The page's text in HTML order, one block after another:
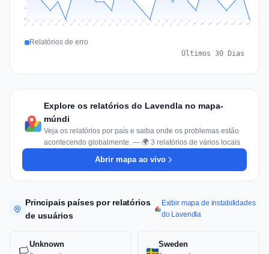
1
Jul 10 Jul 11 Jul 12 Jul 13 Jul 14 Jul 15 Jul 16 Jul 17 Jul 18 Jul 19 Jul 20 Jul 21 Jul 22 Jul 23 Jul 24 Jul 25 Jul 26 Jul 27 Jul 28 Jul 29 Jul 30 Jul 31 Aug 1 Aug 2 Aug 3 Aug 4 Aug 5 Aug 6 Aug 7 Aug 8
Relatórios de erro
Últimos 30 Dias
Explore os relatórios do Lavendla no mapa-
múndi
Veja os relatórios por país e saiba onde os problemas estão
acontecendo globalmente. — 🌍 3 relatórios de vários locais
Abrir mapa ao vivo
Principais países por relatórios
de usuários
Exibir mapa de instabilidades
do Lavendla
Unknown Sweden